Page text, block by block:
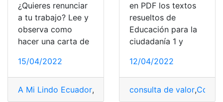
¿Quieres renunciar
a tu trabajo? Lee y
observa como
hacer una carta de
15/04/2022
A Mi Lindo Ecuador, carta de renuncia, consulta,
en PDF los textos
resueltos de
Educación para la
ciudadanía 1 y
12/04/2022
consulta de valor,